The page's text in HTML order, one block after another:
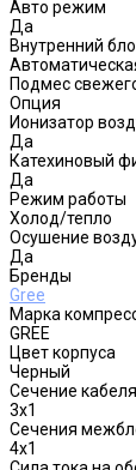
Авто режим
Да
Внутренний
Подмес
Опция
Ионизатор
Да
Катехиновый
Да
Режим работы
Холод/тепло
Осушение
Да
Бренды
Gree
Марка
GREE
Цвет корпуса
Черный
Сечение
3x1
Сечения
4х1